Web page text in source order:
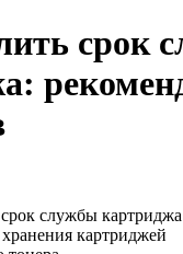
срок
службы картриджа
картриджей